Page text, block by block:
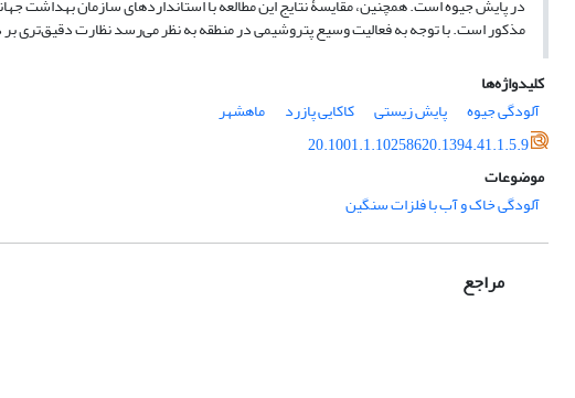
در پایش جیوه است. همچنین، مقایسۀ نتایج این مطالعه با استاندارد‌های سازمان بهداشت
مذکور است. با توجه به فعالیت وسیع پتروشیمی در منطقه به نظر می‌رسد نظارت دقیق‌تری
کلیدواژه‌ها
آلودگی جیوه
پایش زیستی کاکایی پازرد
ماهشهر
20.1001.1.10258620.1394.41.1.5.9
موضوعات
آلودگی خاک و آب با فلزات سنگین
مراجع